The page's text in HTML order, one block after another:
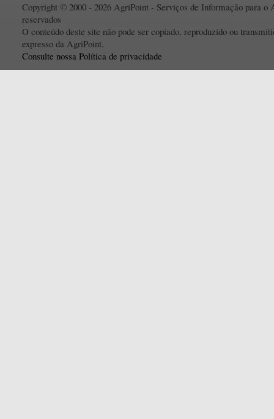
Copyright © 2000 - 2026 AgriPoint - Serviços de Informação para o
reservados
O conteúdo deste site não pode ser copiado, reproduzido ou
expresso da AgriPoint.
Consulte nossa Política de privacidade